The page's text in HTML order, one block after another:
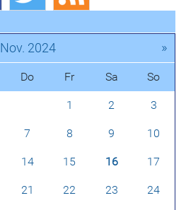
Nov. 2024 »
Do Fr Sa So
1 2 3
7 8 9 10
14 15 16 17
21 22 23 24